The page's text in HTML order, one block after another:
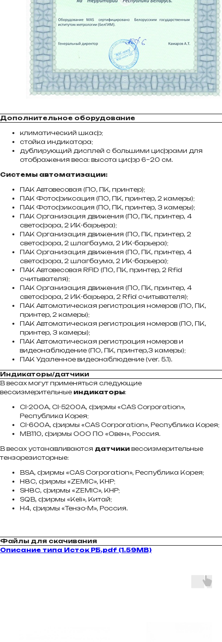
Дополнительное оборудование
климатический шкаф;
стойка индикатора;
дублирующий дисплей с большими цифрами для
отображения веса: высота цифр 6–20 см.
Системы автоматизации:
ПАК Автовесовая (ПО, ПК, принтер);
ПАК Фотофиксация (ПО, ПК, принтер, 2 камеры);
ПАК Фотофиксация (ПО, ПК, принтер, 3 камеры);
ПАК Организация движения (ПО, ПК, принтер, 4
светофора, 2 ИК-барьера);
ПАК Организация движения (ПО, ПК, принтер, 2
светофора, 2 шлагбаума, 2 ИК-барьера);
ПАК Организация движения (ПО, ПК, принтер, 4
светофора, 2 шлагбаума, 2 ИК-барьера);
ПАК Автовесовая RFID (ПО, ПК, принтер, 2 Rfid
считывателя);
ПАК Организация движения (ПО, ПК, принтер, 4
светофора, 2 ИК-барьера, 2 Rfid считывателя);
ПАК Автоматическая регистрация номеров (ПО, ПК,
принтер, 2 камеры);
ПАК Автоматическая регистрация номеров (ПО, ПК,
принтер, 3 камеры);
ПАК Автоматическая регистрация номеров и
видеонаблюдение (ПО, ПК, принтер,3 камеры);
ПАК Удаленное видеонаблюдение (ver. 5.1).
Индикаторы/датчики
В весах могут применяться следующие
весоизмерительные индикаторы:
CI-200A, CI-5200A, фирмы «CAS Corporation»,
Республика Корея;
CI-600А, фирмы «CAS Corporation», Республика Корея;
МВ110, фирмы ООО ПО «Овен», Россия.
В весах устанавливаются датчики весоизмерительные
тензорезисторные:
BSA, фирмы «CAS Corporation», Республика Корея;
H8C, фирмы «ZEMIС», КНР;
SH8C, фирмы «ZEMIС», КНР;
SQB, фирмы «Keli», Китай;
Н4, фирмы «Тензо-М», Россия.
Файлы для скачивания
Описание типа Исток РБ.pdf (1.59MB)